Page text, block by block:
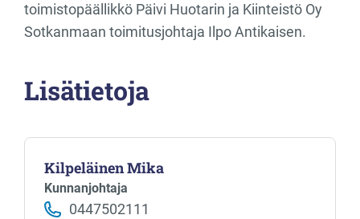
toimistopäällikkö Päivi Huotarin ja Kiinteistö Oy
Sotkanmaan toimitusjohtaja Ilpo Antikaisen.
Lisätietoja
Kilpeläinen Mika
Kunnanjohtaja
0447502111